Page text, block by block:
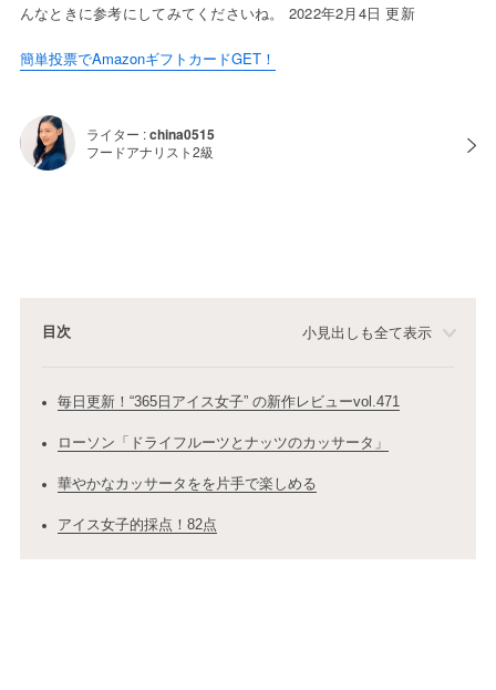
んなときに参考にしてみてくださいね。 2022年2月4日 更新
簡単投票でAmazonギフトカードGET！
ライター :china0515
フードアナリスト2級
目次 小見出しも全て表示
毎日更新！“365日アイス女子” の新作レビューvol.471
ローソン「ドライフルーツとナッツのカッサータ」
華やかなカッサータをを片手で楽しめる
アイス女子的採点！82点